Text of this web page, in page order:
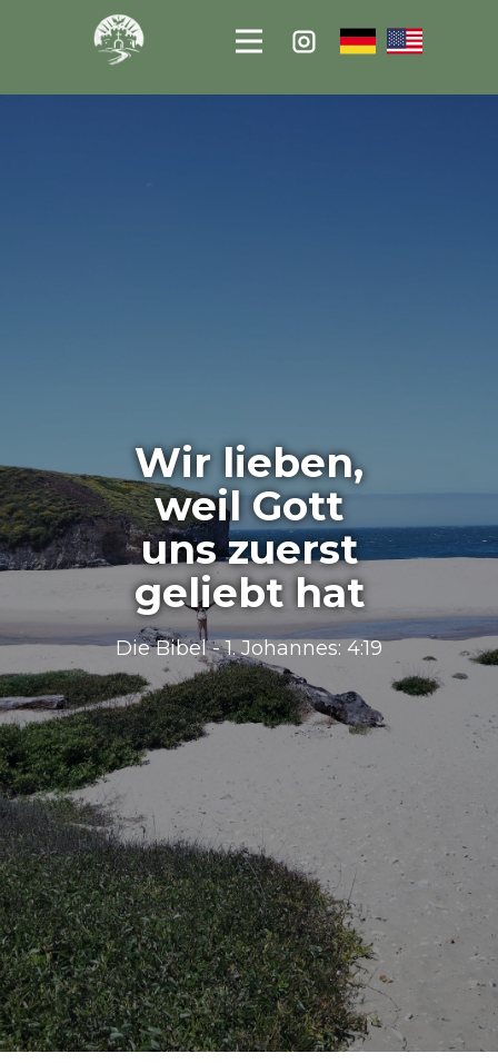
Wir lieben,
weil Gott
uns zuerst
geliebt hat
Die Bibel - 1. Johannes​: 4:19